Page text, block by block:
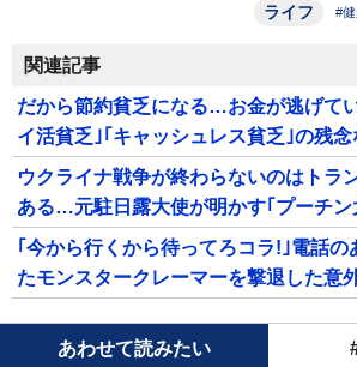
ライフ #
関連記事
だから節約貧乏になる…お金が逃げて
イ活貧乏｣｢キャッシュレス貧乏｣の残
ウクライナ戦争が終わらないのはトラ
ある…元駐日露大使が明かす｢プーチン
｢今から行くから待ってろコラ!｣電話の
たモンスタークレーマーを撃退した意
あわせて読みたい